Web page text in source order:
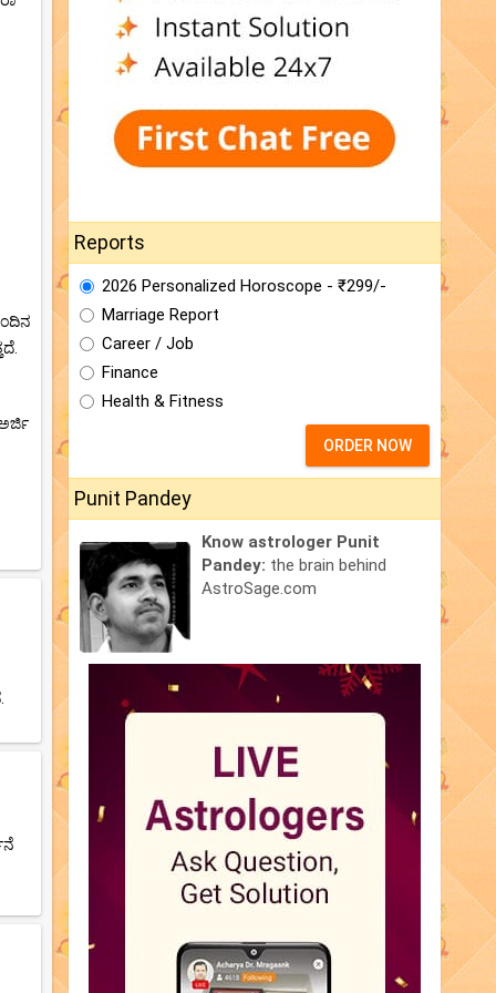
Reports
2026 Personalized Horoscope - ₹299/-
Marriage Report
Career / Job
Finance
Health & Fitness
ORDER NOW
Punit Pandey
Know astrologer Punit
Pandey: the brain behind
AstroSage.com